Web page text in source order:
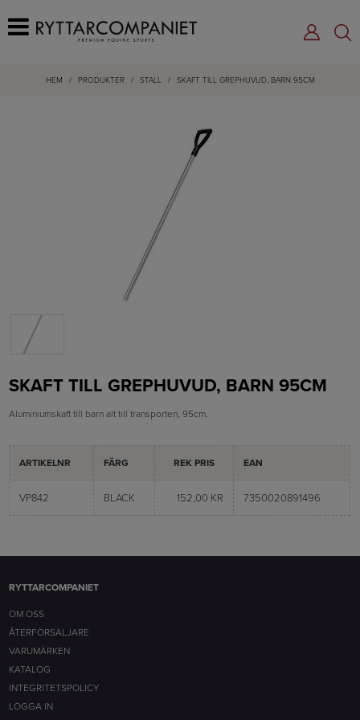
HEM / PRODUKTER / STALL / SKAFT TILL GREPHUVUD, BARN 95CM
SKAFT TILL GREPHUVUD, BARN 95CM
Aluminiumskaft till barn alt till transporten, 95cm.
ARTIKELNR FÄRG REK PRIS EAN
VP842 BLACK 152,00 KR 7350020891496
RYTTARCOMPANIET
OM OSS
ÅTERFÖRSÄLJARE
VARUMÄRKEN
KATALOG
INTEGRITETSPOLICY
LOGGA IN